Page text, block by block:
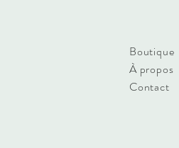
Boutique
À propos
Contact